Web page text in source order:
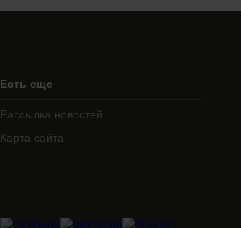
Есть еще
Рассылка новостей
Карта сайта